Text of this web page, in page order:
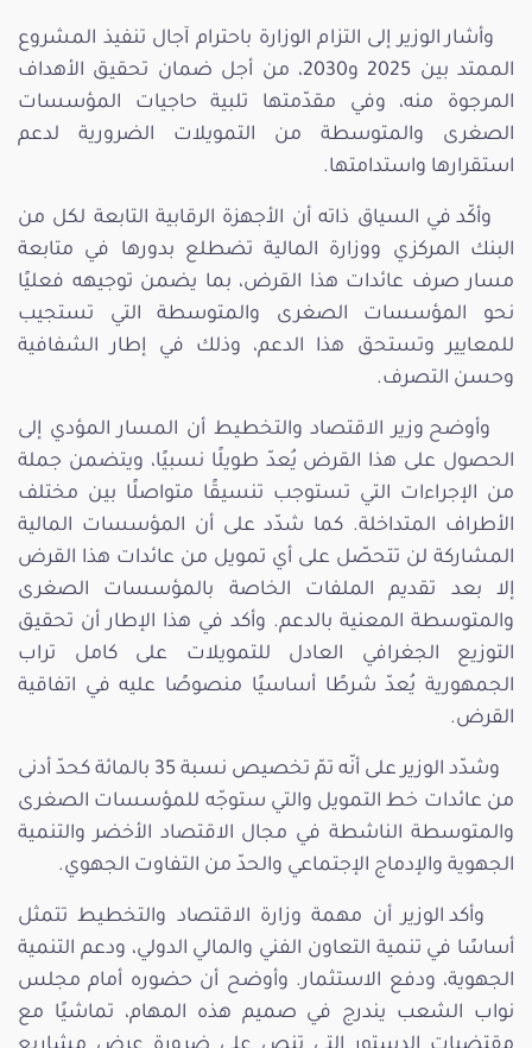
وأشار الوزير إلى التزام الوزارة باحترام آجال تنفيذ المشروع
الممتد بين 2025 و2030، من أجل ضمان تحقيق الأهداف
المرجوة منه، وفي مقدّمتها تلبية حاجيات المؤسسات
الصغرى والمتوسطة من التمويلات الضرورية لدعم
استقرارها واستدامتها.
وأكّد في السياق ذاته أن الأجهزة الرقابية التابعة لكل من
البنك المركزي ووزارة المالية تضطلع بدورها في متابعة
مسار صرف عائدات هذا القرض، بما يضمن توجيهه فعليًا
نحو المؤسسات الصغرى والمتوسطة التي تستجيب
للمعايير وتستحق هذا الدعم، وذلك في إطار الشفافية
وحسن التصرف.
وأوضح وزير الاقتصاد والتخطيط أن المسار المؤدي إلى
الحصول على هذا القرض يُعدّ طويلًا نسبيًا، ويتضمن جملة
من الإجراءات التي تستوجب تنسيقًا متواصلًا بين مختلف
الأطراف المتداخلة. كما شدّد على أن المؤسسات المالية
المشاركة لن تتحصّل على أي تمويل من عائدات هذا القرض
إلا بعد تقديم الملفات الخاصة بالمؤسسات الصغرى
والمتوسطة المعنية بالدعم. وأكد في هذا الإطار أن تحقيق
التوزيع الجغرافي العادل للتمويلات على كامل تراب
الجمهورية يُعدّ شرطًا أساسيًا منصوصًا عليه في اتفاقية
القرض.
وشدّد الوزير على أنّه تمّ تخصيص نسبة 35 بالمائة كحدّ أدنى
من عائدات خط التمويل والتي ستوجّه للمؤسسات الصغرى
والمتوسطة الناشطة في مجال الاقتصاد الأخضر والتنمية
الجهوية والإدماج الإجتماعي والحدّ من التفاوت الجهوي.
وأكد الوزير أن مهمة وزارة الاقتصاد والتخطيط تتمثل
أساسًا في تنمية التعاون الفني والمالي الدولي، ودعم التنمية
الجهوية، ودفع الاستثمار. وأوضح أن حضوره أمام مجلس
نواب الشعب يندرج في صميم هذه المهام، تماشيًا مع